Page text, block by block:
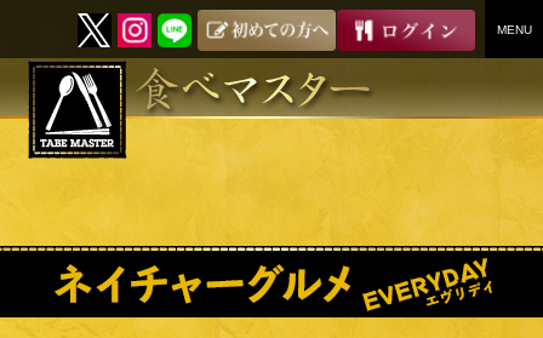
MENU
SKIP